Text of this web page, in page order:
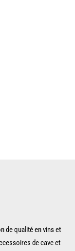
de qualité en vins et
de cave et